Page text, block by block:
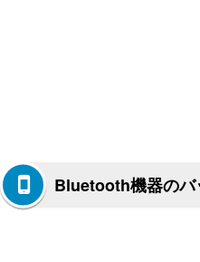
Bluetooth機器のバ